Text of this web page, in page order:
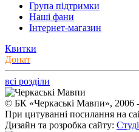
Група підтримки
Наші фани
Інтернет-магазин
Квитки
Донат
всі розділи
© БК «Черкаські Мавпи», 2006
При цитуванні посилання на
Дизайн та розробка сайту: